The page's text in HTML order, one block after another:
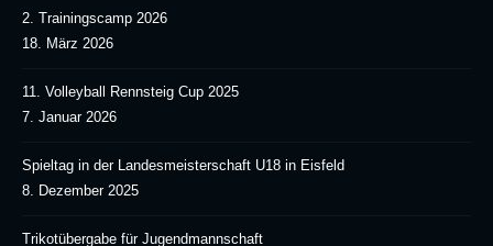
2. Trainingscamp 2026
18. März 2026
11. Volleyball Rennsteig Cup 2025
7. Januar 2026
Spieltag in der Landesmeisterschaft U18 in Eisfeld
8. Dezember 2025
Trikotübergabe für Jugendmannschaft